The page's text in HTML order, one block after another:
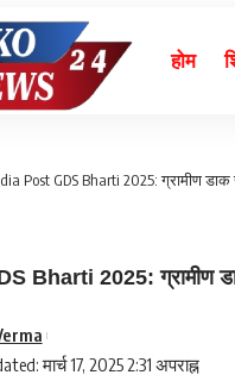
होम
Post GDS Bharti 2025: ग्रामीण
Bharti 2025: ग्रामीण
मार्च 17, 2025 2:31 अपराह्न